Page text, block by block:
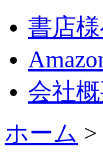
書店
会社
ホーム >